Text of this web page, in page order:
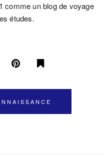
comme un blog de voyage
études.